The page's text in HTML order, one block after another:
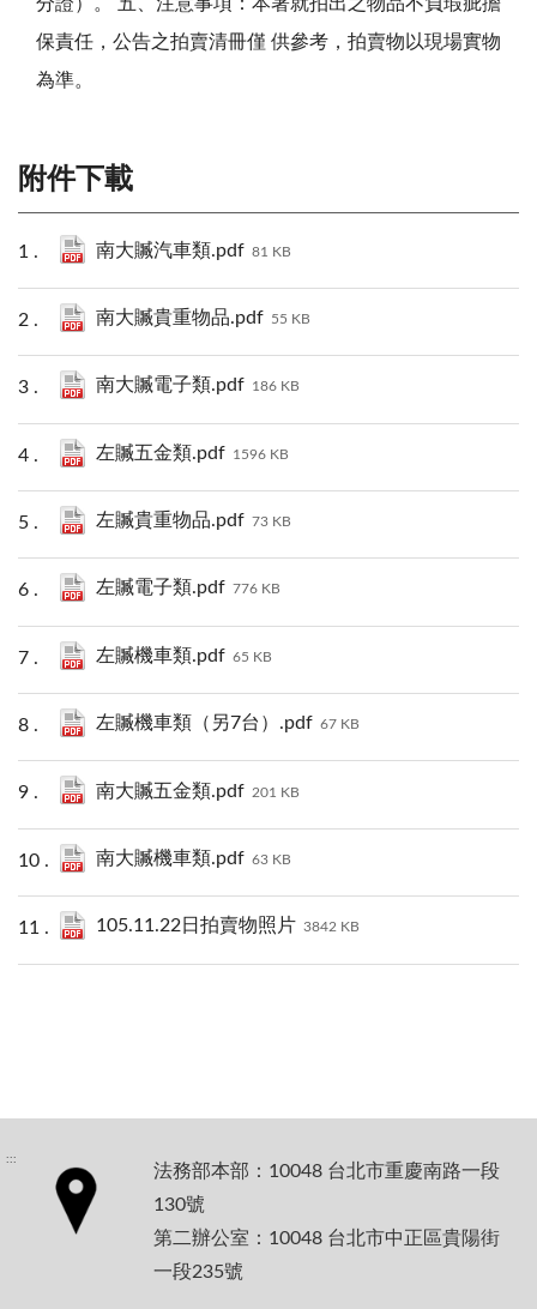
分證）。 五、注意事項：本署就拍出之物品不負瑕疵擔
保責任，公告之拍賣清冊僅 供參考，拍賣物以現場實物
為準。
附件下載
南大贓汽車類.pdf 81 KB
南大贓貴重物品.pdf 55 KB
南大贓電子類.pdf 186 KB
左贓五金類.pdf 1596 KB
左贓貴重物品.pdf 73 KB
左贓電子類.pdf 776 KB
左贓機車類.pdf 65 KB
左贓機車類（另7台）.pdf 67 KB
南大贓五金類.pdf 201 KB
南大贓機車類.pdf 63 KB
105.11.22日拍賣物照片 3842 KB
:::
法務部本部：10048 台北市重慶南路一段
130號
第二辦公室：10048 台北市中正區貴陽街
一段235號